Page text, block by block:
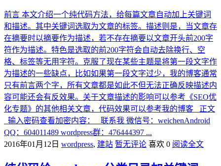
前言 本文介绍一个纯代码方法，给每篇文章自动加上关键词
和描述。其中关键词选取为文章的标签。描述则是，当文章存
在摘要时以摘要作为描述，若不存在摘要以文章开头前200字
符作为描述。特色是选取的前200字符会自动去除换行、空
格、标签等无用字符。克服了现在某些主题是将第一段文字作
为描述的一些缺点，比如如果第一段文字过少，我的博客通常
只有前言两个字，所有文章都是如此不但无法正确反映描述内
容可能还会有反效果。关于文章描述的影响可以参考《SEO优
化专题》的其他相关文章，代码效果可以参考我的博客 正文
输入密码查看加密内容： 联系我 微信号：weichenAndroid
QQ：604011489 wordpress群：476444397 ...
2016年01月12日 wordpress, 建站 暂无评论 喜欢 0 阅读全文